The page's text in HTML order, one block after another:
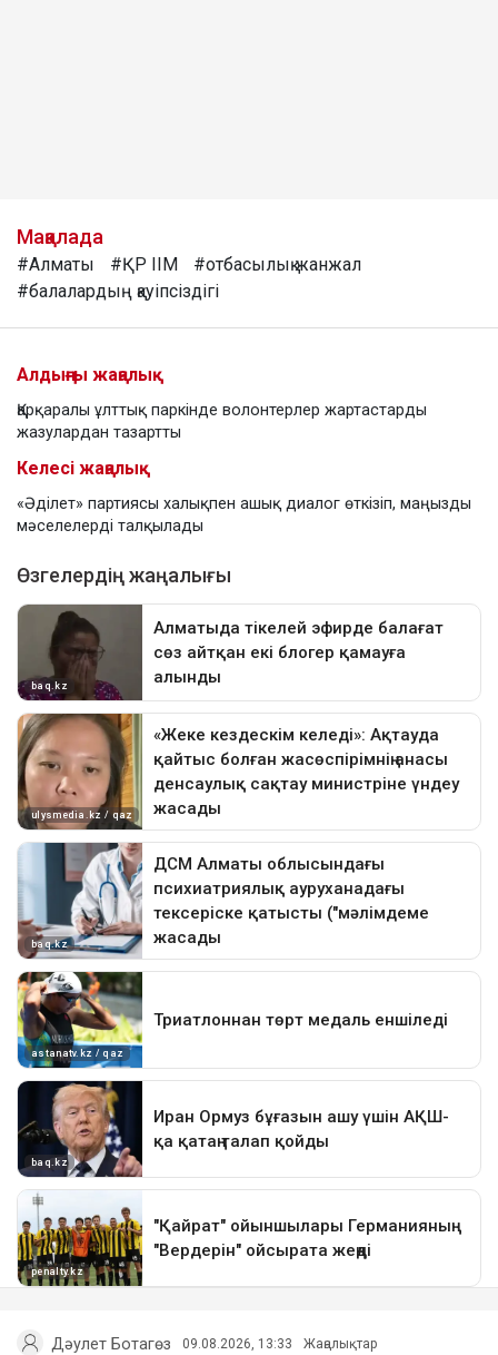
Мақалада
#Алматы #ҚР ІІМ
#отбасылық жанжал
#балалардың қауіпсіздігі
Алдыңғы жаңалық
Қарқаралы ұлттық паркінде волонтерлер жартастарды
жазулардан тазартты
Келесі жаңалық
«Әділет» партиясы халықпен ашық диалог өткізіп, маңызды
мәселелерді талқылады
Дәулет Ботагөз 09.08.2026, 13:33 Жаңалықтар